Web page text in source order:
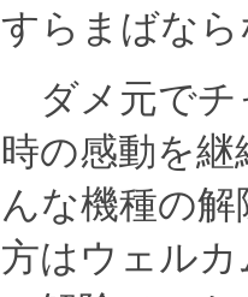
すらまばな
ダメ元でチ
時の感動を
んな機種の
方はウェル